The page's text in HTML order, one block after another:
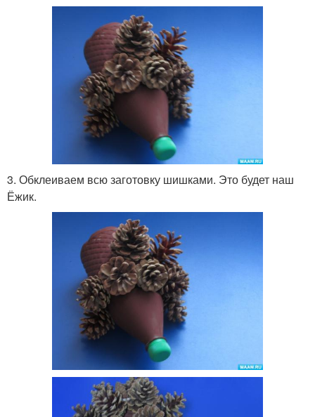
3. Обклеиваем всю заготовку шишками. Это будет наш
Ёжик.